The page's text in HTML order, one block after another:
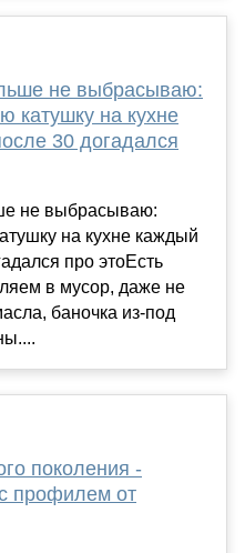
не выбрасываю:
катушку на кухне
30 догадался
не выбрасываю:
на кухне каждый
про этоЕсть
в мусор, даже не
баночка из-под
поколения -
профилем от